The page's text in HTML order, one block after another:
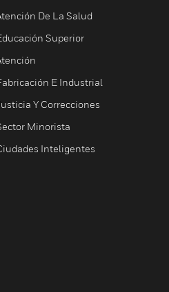
De La Salud
Superior
E Industrial
Y Correcciones
Minorista
Inteligentes